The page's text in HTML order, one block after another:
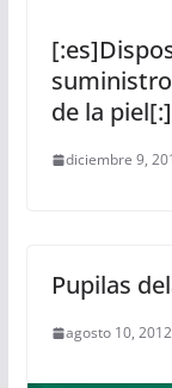
de la piel[:]
diciembre 9,
Pupilas
agosto 10, 2012